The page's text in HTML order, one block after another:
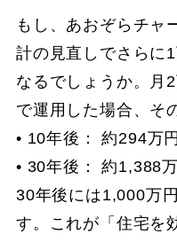
もし、あおぞらチャ
計の見直しでさらに
なるでしょうか。月
で運用した場合、そ
• 10年後： 約294万円
• 30年後： 約1,388
30年後には1,000万
す。これが「住宅を